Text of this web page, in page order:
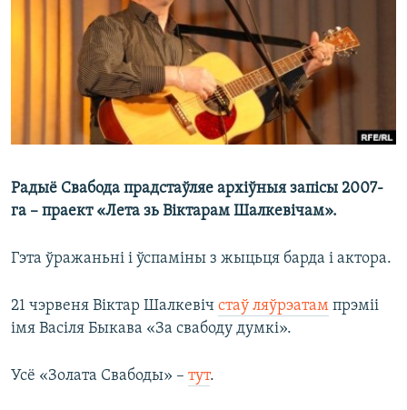
КАЛЯНДАР
НА ХВАЛЯХ СВАБОДЫ
Радыё Свабода прадстаўляе архіўныя запісы 2007-
га – праект «Лета зь Віктарам Шалкевічам».
Гэта ўражаньні і ўспаміны з жыцьця барда і актора.
21 чэрвеня Віктар Шалкевіч стаў ляўрэатам прэміі
імя Васіля Быкава «За свабоду думкі».
Усё «Золата Свабоды» – тут.